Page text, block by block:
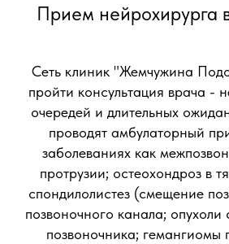
Прием нейрохирурга
Сеть клиник "Жемчужина
пройти консультация врача -
очередей и длительных
проводят амбулаторный
заболеваниях как
протрузии; остеохондроз в
спондилолистез (смещение
позвоночного канала; опухоли
позвоночника; гемангиомы